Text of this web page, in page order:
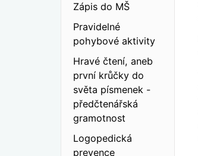
Zápis do MŠ
Pravidelné
pohybové aktivity
Hravé čtení, aneb
první krůčky do
světa písmenek -
předčtenářská
gramotnost
Logopedická
prevence